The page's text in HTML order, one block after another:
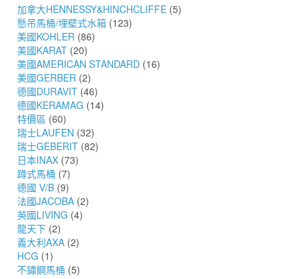
加拿大HENNESSY&HINCHCLIFFE (5)
懸吊馬桶/埋壁式水箱 (123)
美國KOHLER (86)
美國KARAT (20)
美國AMERICAN STANDARD (16)
美國GERBER (2)
德國DURAVIT (46)
德國KERAMAG (14)
特價區 (60)
瑞士LAUFEN (32)
瑞士GEBERIT (82)
日本INAX (73)
蹲式馬桶 (7)
德國 V/B (9)
法國JACOBA (2)
英國LIVING (4)
龍天下 (2)
義大利AXA (2)
HCG (1)
不鏽鋼馬桶 (5)